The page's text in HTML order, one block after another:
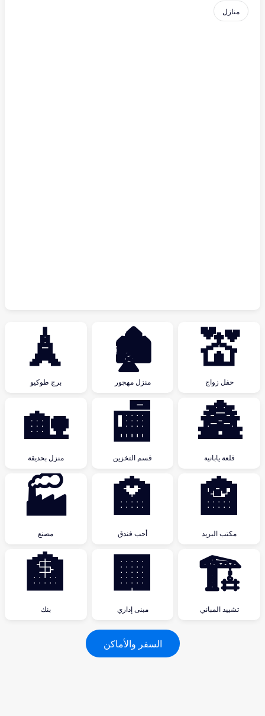
منازل
💒
حفل زواج
🏚
منزل مهجور
🗼
برج طوكيو
🏯
قلعة يابانية
🏬
قسم التخزين
🏡
منزل بحديقة
🏤
مكتب البريد
🏩
أحب فندق
🏭
مصنع
🏗
تشييد المباني
🏢
مبنى إداري
🏦
بنك
السفر والأماكن